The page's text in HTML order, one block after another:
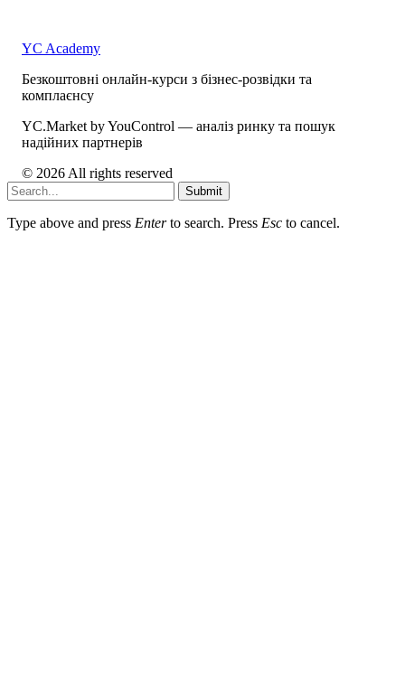
YC Academy
Безкоштовні онлайн-курси з бізнес-розвідки та
комплаєнсу
YC.Market by YouControl — аналіз ринку та пошук
надійних партнерів
© 2026 All rights reserved
Submit
Type above and press Enterto search. Press Esc to cancel.